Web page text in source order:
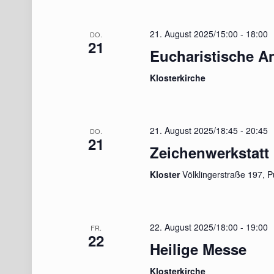
DO.
21
21. August 2025/15:00 - 18:00
Eucharistische
Klosterkirche
DO.
21
21. August 2025/18:45 -20:45
Zeichenwerkstatt
KlosterVölklingerstraße 197,
FR.
22
22. August 2025/18:00 - 19:00
Heilige Messe
Klosterkirche